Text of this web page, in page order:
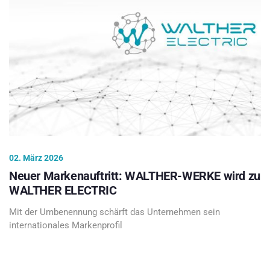
02. März 2026
Neuer Markenauftritt: WALTHER-WERKE wird zu
WALTHER ELECTRIC
Mit der Umbenennung schärft das Unternehmen sein
internationales Markenprofil